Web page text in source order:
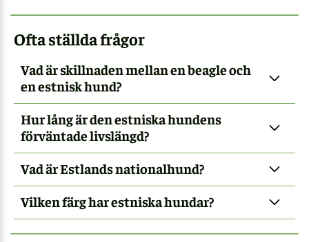
Ofta ställda frågor
Vad är skillnaden mellan en beagle och
en estnisk hund?
Hur lång är den estniska hundens
förväntade livslängd?
Vad är Estlands nationalhund?
Vilken färg har estniska hundar?